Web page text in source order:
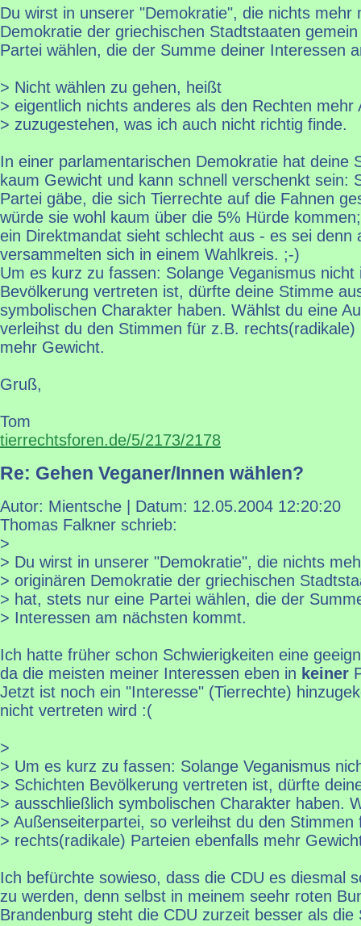
Du wirst in unserer "Demokratie", die nichts mehr
Demokratie der griechischen Stadtstaaten
Partei wählen, die der Summe deiner Interessen
> Nicht wählen zu gehen, heißt
> eigentlich nichts anderes als den Rechten mehr
> zuzugestehen, was ich auch nicht richtig finde.
In einer parlamentarischen Demokratie hat deine
kaum Gewicht und kann schnell verschenkt sein:
Partei gäbe, die sich Tierrechte auf die Fahnen
würde sie wohl kaum über die 5% Hürde
ein Direktmandat sieht schlecht aus - es sei denn
versammelten sich in einem Wahlkreis. ;-)
Um es kurz zu fassen: Solange Veganismus nicht
Bevölkerung vertreten ist, dürfte deine Stimme
symbolischen Charakter haben. Wählst du eine
verleihst du den Stimmen für z.B. rechts(radikale)
mehr Gewicht.
Gruß,
Tom
tierrechtsforen.de/5/2173/2178
Re: Gehen Veganer/Innen wählen?
Autor: Mientsche | Datum: 12.05.2004 12:20:20
Thomas Falkner schrieb:
>
> Du wirst in unserer "Demokratie", die nichts
> originären Demokratie der griechischen
> hat, stets nur eine Partei wählen, die der
> Interessen am nächsten kommt.
Ich hatte früher schon Schwierigkeiten eine
da die meisten meiner Interessen eben in keiner
Jetzt ist noch ein "Interesse" (Tierrechte)
nicht vertreten wird :(
>
> Um es kurz zu fassen: Solange Veganismus
> Schichten Bevölkerung vertreten ist, dürfte
> ausschließlich symbolischen Charakter haben.
> Außenseiterpartei, so verleihst du den Stimmen
> rechts(radikale) Parteien ebenfalls mehr
Ich befürchte sowieso, dass die CDU es diesmal
zu werden, denn selbst in meinem seehr roten
Brandenburg steht die CDU zurzeit besser als die